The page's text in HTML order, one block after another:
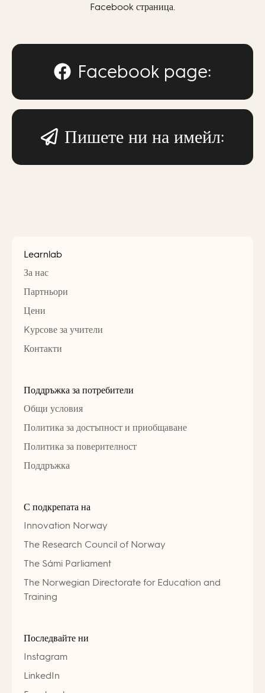
Facebook страница.
Facebook page:
Пишете ни на имейл:
Learnlab
За нас
Партньори
Цени
Kурсове за учители
Контакти
Поддръжка за потребители
Общи условия
Политика за достъпност и приобщаване
Политика за поверителност
Поддръжка
С подкрепата на
Innovation Norway
The Research Council of Norway
The Sámi Parliament
The Norwegian Directorate for Education and
Training
Последвайте ни
Instagram
LinkedIn